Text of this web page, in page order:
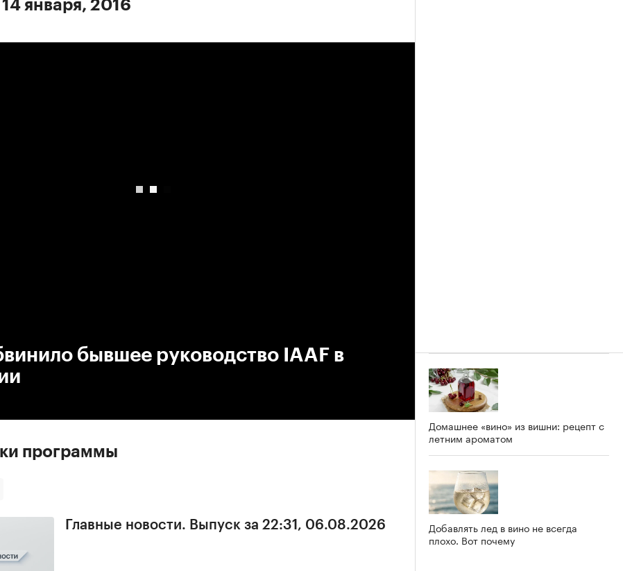
января, 2016
бывшее руководство IAAF в
программы
Главные новости. Выпуск за 22:31, 06.08.2026
Домашнее «вино» из вишни: рецепт с
летним ароматом
Добавлять лед в вино не всегда
плохо. Вот почему